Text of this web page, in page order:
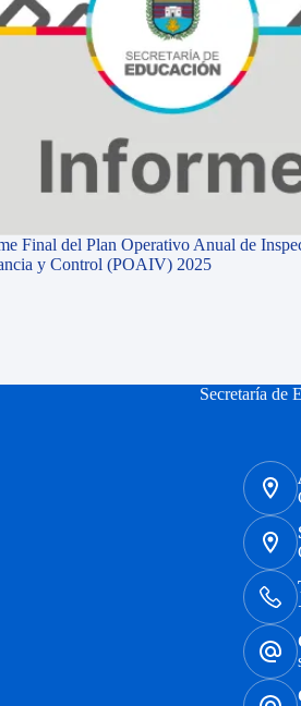
Final del Plan Operativo Anual de
y Control (POAIV) 2025
Secretaría de